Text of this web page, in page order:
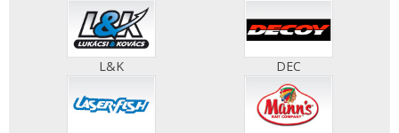
L&K DEC